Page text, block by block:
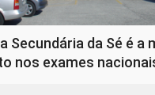
Secundária da Sé é a
nos exames